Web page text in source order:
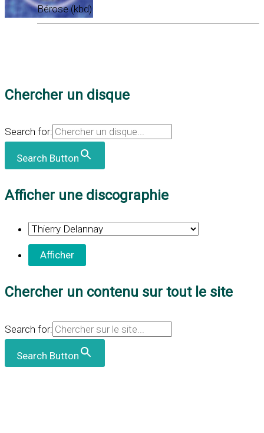
Bérose (kbd)
Chercher un disque
Search for:
Search Button
Afficher une discographie
Chercher un contenu sur tout le site
Search for:
Search Button